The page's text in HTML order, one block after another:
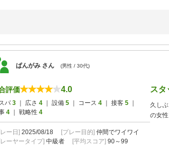
ぱんがみ さん (男性 / 30代)
評価 4.0
パ 3 ｜ 広さ 4 ｜ 設備 5 ｜ コース 4 ｜ 接客 5
4 ｜ 戦略性 4
ー日] 2025/08/18 [プレー目的] 仲間でワイワイ
ーヤータイプ] 中級者 [平均スコア] 90～99
スタ
久し
の女